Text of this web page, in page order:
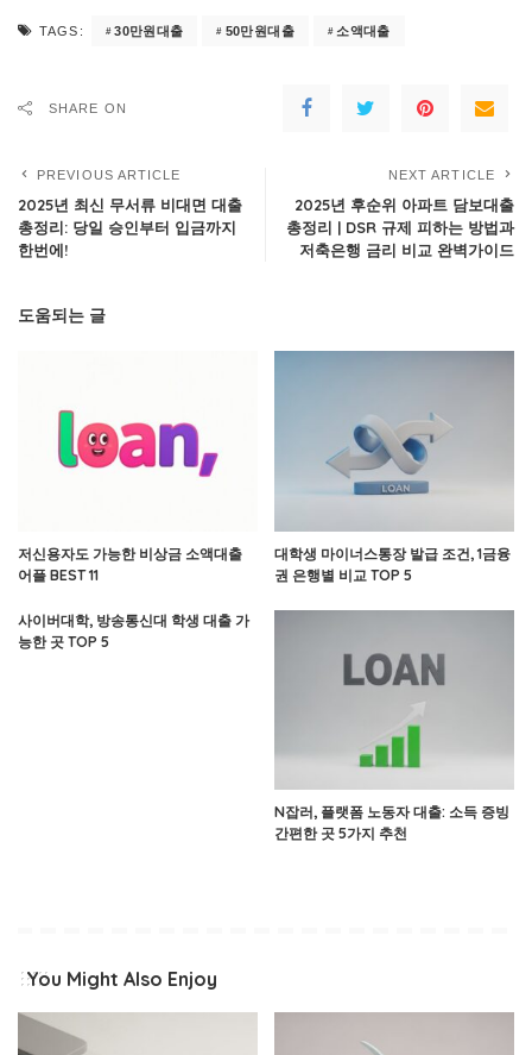
TAGS: 30만원대출 50만원대출 소액대출
SHARE ON
PREVIOUS ARTICLE
2025년 최신 무서류 비대면 대출
총정리: 당일 승인부터 입금까지
한번에!
NEXT ARTICLE
2025년 후순위 아파트 담보대출
총정리 | DSR 규제 피하는 방법과
저축은행 금리 비교 완벽가이드
도움되는 글
저신용자도 가능한 비상금 소액대출
어플 BEST 11
대학생 마이너스통장 발급 조건, 1금융
권 은행별 비교 TOP 5
사이버대학, 방송통신대 학생 대출 가
능한 곳 TOP 5
N잡러, 플랫폼 노동자 대출: 소득 증빙
간편한 곳 5가지 추천
You Might Also Enjoy